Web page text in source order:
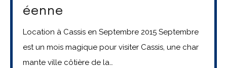
éenne
Location à Cassis en Septembre 2015 Septembre
est un mois magique pour visiter Cassis, une char
mante ville côtière de la…